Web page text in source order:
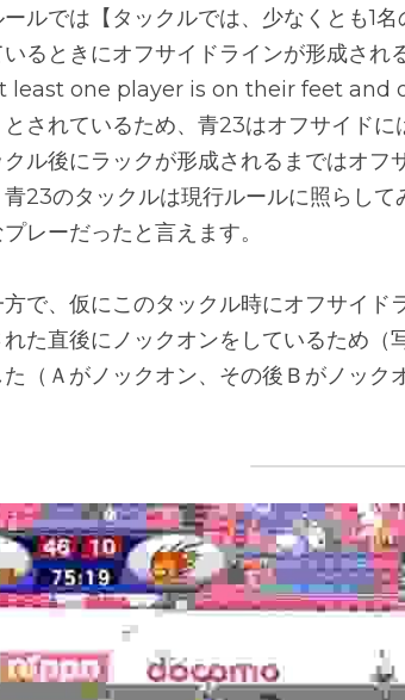
ルでは【タックルでは、少なくとも1
いるときにオフサイドラインが形成
least one player is on their feet and
されているため、青23はオフサイド
ル後にラックが形成されるまではオフ
23のタックルは現行ルールに照らし
レーだったと言えます。
で、仮にこのタックル時にオフサイド
れた直後にノックオンをしているため
（Ａがノックオン、その後Ｂがノッ